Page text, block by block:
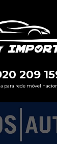
209
para rede móvel